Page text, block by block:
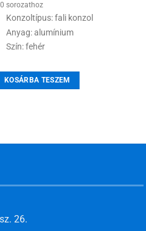
sorozathoz
Konzoltípus: fali konzol
Anyag: alumínium
Szín: fehér
KOSÁRBA TESZEM
26.